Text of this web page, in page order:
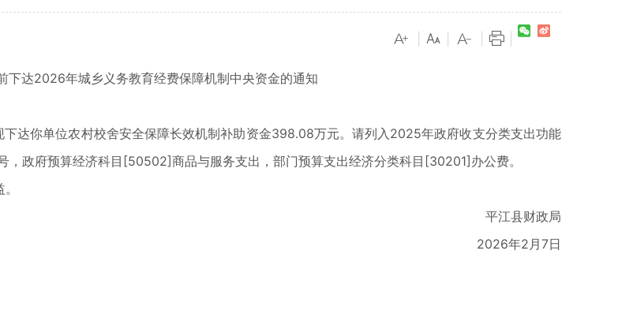
达2026年城乡义务教育经费保障机制中央资金的通知
你单位农村校舍安全保障长效机制补助资金398.08万元。请列入2025年政府收支分类支出功能
政府预算经济科目[50502]商品与服务支出，部门预算支出经济分类科目[30201]办公费。
平江县财政局
2026年2月7日